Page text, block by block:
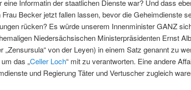
eine Informatin der staatlichen Dienste war? Und dass
Frau Becker jetzt fallen lassen, bevor die Geheimdienste
rücken? Es würde unserem Innenminister GANZ
Niedersächsischen Ministerpräsidenten Ernst
„Zensursula“ von der Leyen) in einem Satz genannt zu
das „Celler Loch“ mit zu verantworten. Eine andere
und Regierung Täter und Vertuscher zugleich